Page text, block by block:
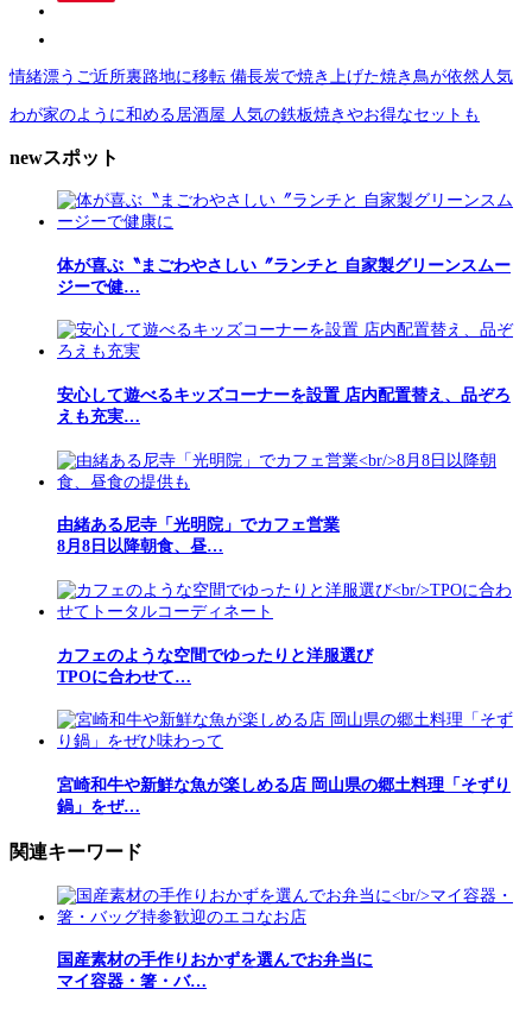
情緒漂うご近所裏路地に移転 備長炭で焼き上げた焼き鳥が依然人気
わが家のように和める居酒屋 人気の鉄板焼きやお得なセットも
newスポット
体が喜ぶ〝まごわやさしい〞ランチと 自家製グリーンスムー
ジーで健…
安心して遊べるキッズコーナーを設置 店内配置替え、品ぞろ
えも充実…
由緒ある尼寺「光明院」でカフェ営業
8月8日以降朝食、昼…
カフェのような空間でゆったりと洋服選び
TPOに合わせて…
宮崎和牛や新鮮な魚が楽しめる店 岡山県の郷土料理「そずり
鍋」をぜ…
関連キーワード
国産素材の手作りおかずを選んでお弁当に
マイ容器・箸・バ…